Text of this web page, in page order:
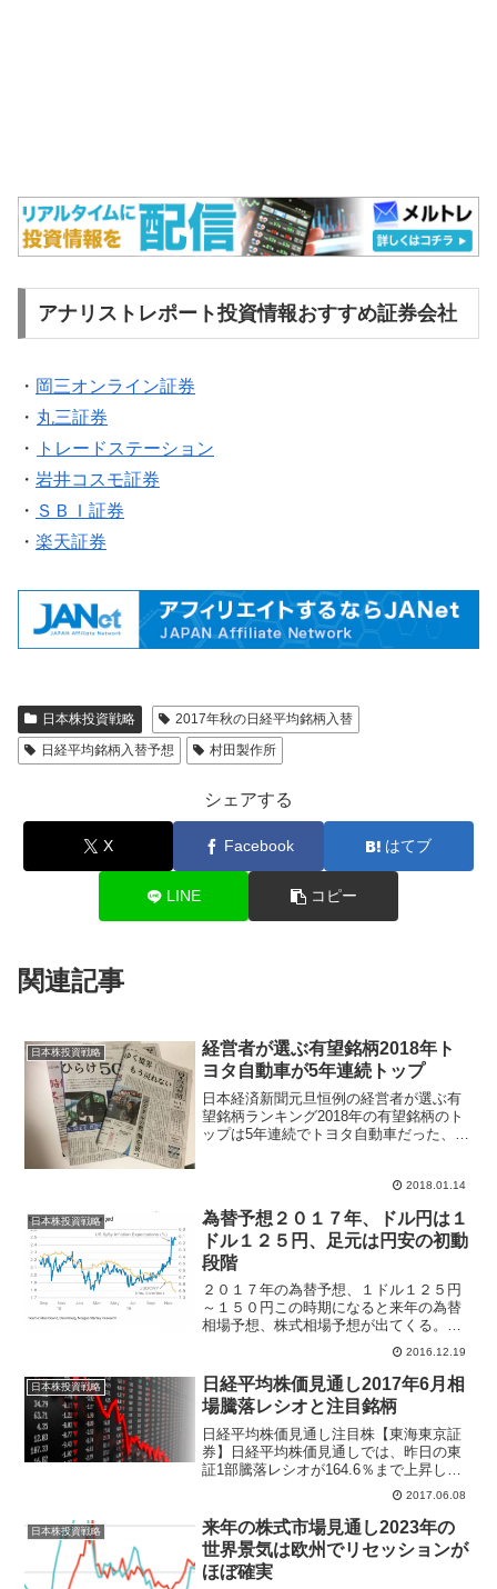
アナリストレポート投資情報おすすめ証券会社
・ 岡三オンライン証券
・ 丸三証券
・
トレードステーション
・ 岩井コスモ証券
・ ＳＢＩ証券
・ 楽天証券
日本株投資戦略
2017年秋の日経平均銘柄入替
日経平均銘柄入替予想
村田製作所
シェアする
X Facebook はてブ
LINE コピー
関連記事
日本株投資戦略
経営者が選ぶ有望銘柄2018年ト
ヨタ自動車が5年連続トップ
日本経済新聞元旦恒例の経営者が選ぶ有
望銘柄ランキング2018年の有望銘柄のト
ップは5年連続でトヨタ自動車だった、上
いる。1位～3位までは2017年と順位が同
2018.01.14
日本株投資戦略
為替予想２０１７年、ドル円は１
ドル１２５円、足元は円安の初動
段階
２０１７年の為替予想、１ドル１２５円
～１５０円この時期になると来年の為替
相場予想、株式相場予想が出てくる。米
国大統領選挙後からドル円相場のトレン
ドが急変して円安ドル高になった、１１
月９日は１ドル＝１０１円が今や１ドル
＝１１８円台になっている...
2016.12.19
日本株投資戦略
日経平均株価見通し2017年6月相
場騰落レシオと注目銘柄
日経平均株価見通し注目株【東海東京証
券】日経平均株価見通しでは、昨日の東
証1部騰落レシオが164.6％まで上昇した
ことを受け、騰落レシオは政策転換やそ
れまでのレンジ相場を上抜ける上昇局面
などでオーバーシュートすることがある
ものの、さすがに過...
2017.06.08
日本株投資戦略
来年の株式市場見通し2023年の
世界景気は欧州でリセッションが
ほぼ確実